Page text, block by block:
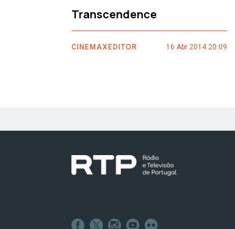
Transcendence
CINEMAXEDITOR 16 Abr 2014 20:09